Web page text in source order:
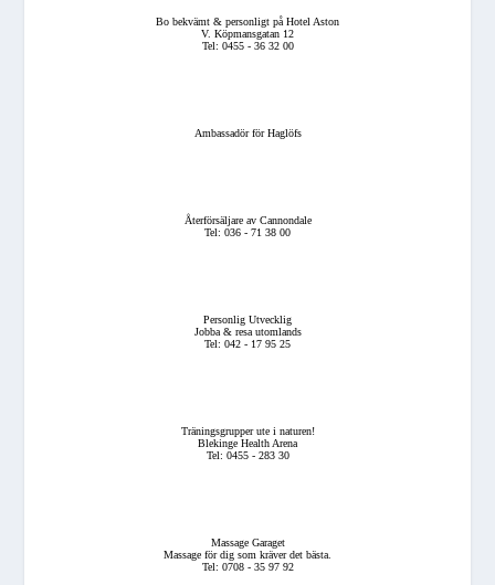
Bo bekvämt & personligt på Hotel Aston
V. Köpmansgatan 12
Tel: 0455 - 36 32 00
Ambassadör för Haglöfs
Återförsäljare av Cannondale
Tel: 036 - 71 38 00
Personlig Utvecklig
Jobba & resa utomlands
Tel: 042 - 17 95 25
Träningsgrupper ute i naturen!
Blekinge Health Arena
Tel: 0455 - 283 30
Massage Garaget
Massage för dig som kräver det bästa.
Tel: 0708 - 35 97 92